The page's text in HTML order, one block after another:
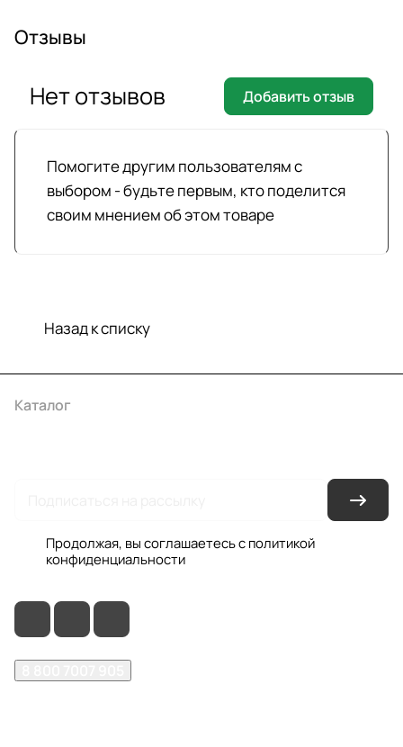
Отзывы
Помогите другим пользователям с
выбором - будьте первым, кто поделится
своим мнением об этом товаре
Нет отзывов Добавить отзыв
Назад к списку
Каталог
Продолжая, вы соглашаетесь с политикой
конфиденциальности